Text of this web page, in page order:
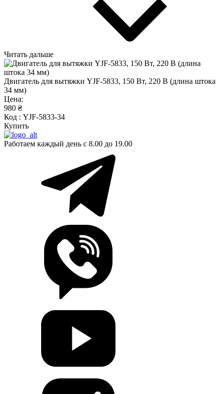
Читать дальше
Двигатель для вытяжки YJF-5833, 150 Вт, 220 В (длина штока
34 мм)
Цена:
980 ₴
Код : YJF-5833-34
Купить
Работаем каждый день с 8.00 до 19.00